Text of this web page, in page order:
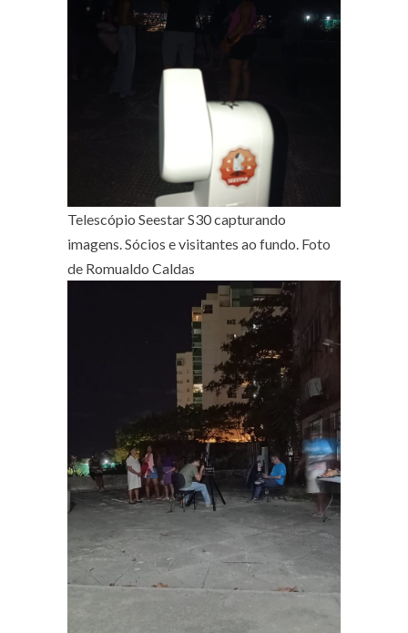
Telescópio Seestar S30 capturando
imagens. Sócios e visitantes ao fundo. Foto
de Romualdo Caldas